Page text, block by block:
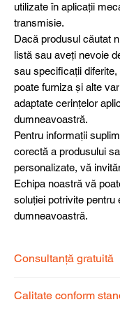
utilizate în aplicații
transmisie.
Dacă produsul căutat
listă sau aveți nevoie
sau specificații
poate furniza și alte
adaptate cerințelor
dumneavoastră.
Pentru informații
corectă a produsului
personalizate, vă
Echipa noastră vă
soluției potrivite pentru
dumneavoastră.
Consultanță gratuită
dispoziție pentru a
Calitate conform